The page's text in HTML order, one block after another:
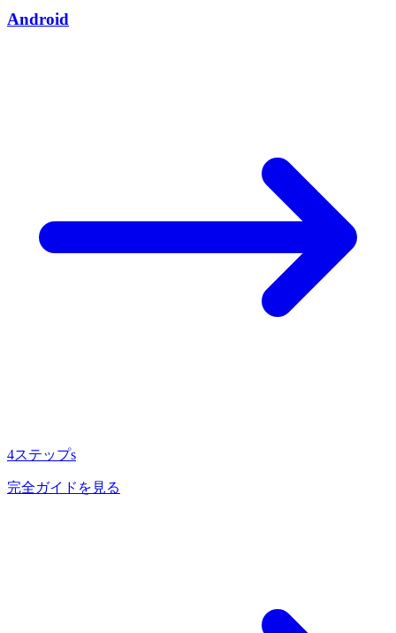
Android
4ステップs
完全ガイドを見る